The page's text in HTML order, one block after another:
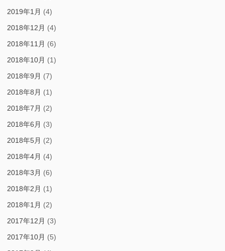
2019年1月 (4)
2018年12月 (4)
2018年11月 (6)
2018年10月 (1)
2018年9月 (7)
2018年8月 (1)
2018年7月 (2)
2018年6月 (3)
2018年5月 (2)
2018年4月 (4)
2018年3月 (6)
2018年2月 (1)
2018年1月 (2)
2017年12月 (3)
2017年10月 (5)